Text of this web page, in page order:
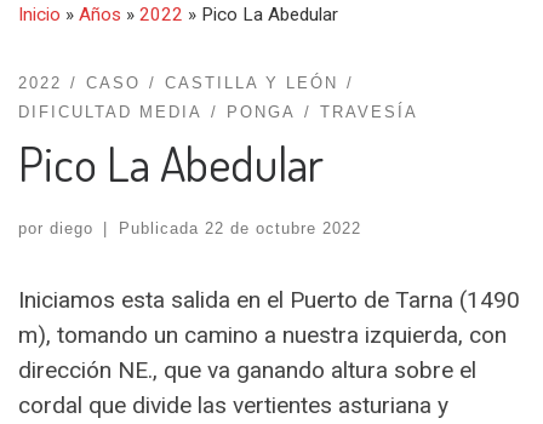
Inicio » Años » 2022 » Pico La Abedular
2022 CASO
CASTILLA Y LEÓN
DIFICULTAD MEDIA
PONGA TRAVESÍA
Pico La Abedular
por diego Publicada 22 de octubre 2022
Iniciamos esta salida en el Puerto de Tarna (1490
m), tomando un camino a nuestra izquierda, con
dirección NE., que va ganando altura sobre el
cordal que divide las vertientes asturiana y